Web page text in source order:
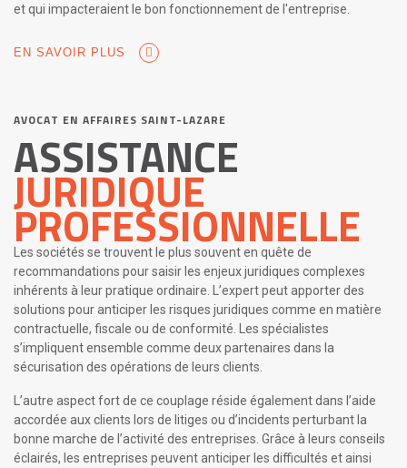
et qui impacteraient le bon fonctionnement de l'entreprise.
EN SAVOIR PLUS
AVOCAT EN AFFAIRES SAINT-LAZARE
ASSISTANCE
JURIDIQUE
PROFESSIONNELLE
Les sociétés se trouvent le plus souvent en quête de
recommandations pour saisir les enjeux juridiques complexes
inhérents à leur pratique ordinaire. L’expert peut apporter des
solutions pour anticiper les risques juridiques comme en matière
contractuelle, fiscale ou de conformité. Les spécialistes
s’impliquent ensemble comme deux partenaires dans la
sécurisation des opérations de leurs clients.
L’autre aspect fort de ce couplage réside également dans l’aide
accordée aux clients lors de litiges ou d’incidents perturbant la
bonne marche de l’activité des entreprises. Grâce à leurs conseils
éclairés, les entreprises peuvent anticiper les difficultés et ainsi